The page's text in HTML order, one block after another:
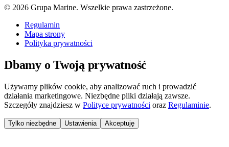
© 2026 Grupa Marine. Wszelkie prawa zastrzeżone.
Regulamin
Mapa strony
Polityka prywatności
Dbamy o Twoją prywatność
Używamy plików cookie, aby analizować ruch i prowadzić
działania marketingowe. Niezbędne pliki działają zawsze.
Szczegóły znajdziesz w Polityce prywatności oraz Regulaminie.
Tylko niezbędne Ustawienia Akceptuję